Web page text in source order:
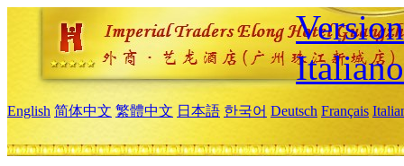
Italiano
English 简体中文 繁體中文 日本語 한국어 Deutsch Français